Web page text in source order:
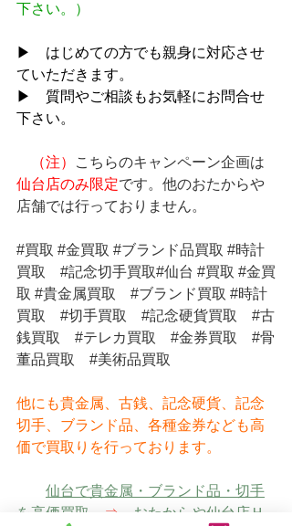
下さい。）
▶　はじめての方でも親身に対応させ
ていただきます。
▶　質問やご相談もお気軽にお問合せ
下さい。
（注）
こちらのキャンペーン企画は
仙台店のみ限定です。他のおたからや
店舗では行っておりません。
#買取 #金買取 #ブランド品買取 #時計
買取
#記念切手買取#仙台 #買取 #金買
取 #貴金属買取 #ブランド買取 #時計
買取
#切手買取 #記念硬貨買取
#古
銭買取
#テレカ買取 #金券買取
#骨
董品買取
#美術品買取
他にも貴金属、古銭、記念硬貨、記念
切手、ブランド品、各種金券なども高
価で買取りを行っております。
仙台で貴金属・ブランド品・切手
を高価買取
⇒ おたからや仙台店Ｈ